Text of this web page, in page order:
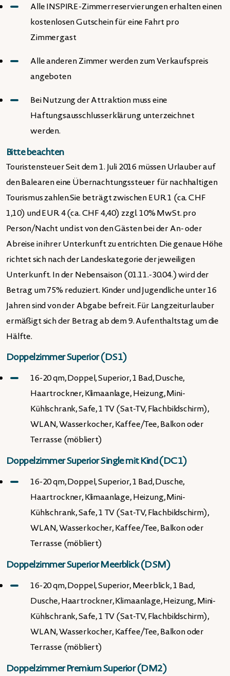
Alle INSPIRE-Zimmerreservierungen erhalten einen
kostenlosen Gutschein für eine Fahrt pro
Zimmergast
Alle anderen Zimmer werden zum Verkaufspreis
angeboten
Bei Nutzung der Attraktion muss eine
Haftungsausschlusserklärung unterzeichnet
werden.
Bitte beachten
Touristensteuer Seit dem 1. Juli 2016 müssen Urlauber auf
den Balearen eine Übernachtungssteuer für nachhaltigen
Tourismus zahlen.Sie beträgt zwischen EUR 1 (ca. CHF
1,10) und EUR 4 (ca. CHF 4,40) zzgl. 10% MwSt. pro
Person/Nacht und ist von den Gästen bei der An- oder
Abreise in ihrer Unterkunft zu entrichten. Die genaue Höhe
richtet sich nach der Landeskategorie der jeweiligen
Unterkunft. In der Nebensaison (01.11.-30.04.) wird der
Betrag um 75% reduziert. Kinder und Jugendliche unter 16
Jahren sind von der Abgabe befreit. Für Langzeiturlauber
ermäßigt sich der Betrag ab dem 9. Aufenthaltstag um die
Hälfte.
Doppelzimmer Superior (DS1)
16-20 qm, Doppel, Superior, 1 Bad, Dusche,
Haartrockner, Klimaanlage, Heizung, Mini-
Kühlschrank, Safe, 1 TV (Sat-TV, Flachbildschirm),
WLAN, Wasserkocher, Kaffee/Tee, Balkon oder
Terrasse (möbliert)
Doppelzimmer Superior Single mit Kind (DC1)
16-20 qm, Doppel, Superior, 1 Bad, Dusche,
Haartrockner, Klimaanlage, Heizung, Mini-
Kühlschrank, Safe, 1 TV (Sat-TV, Flachbildschirm),
WLAN, Wasserkocher, Kaffee/Tee, Balkon oder
Terrasse (möbliert)
Doppelzimmer Superior Meerblick (DSM)
16-20 qm, Doppel, Superior, Meerblick, 1 Bad,
Dusche, Haartrockner, Klimaanlage, Heizung, Mini-
Kühlschrank, Safe, 1 TV (Sat-TV, Flachbildschirm),
WLAN, Wasserkocher, Kaffee/Tee, Balkon oder
Terrasse (möbliert)
Doppelzimmer Premium Superior (DM2)